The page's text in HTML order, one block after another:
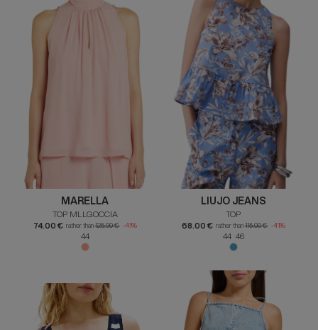
MARELLA
TOP MLLGOCCIA
74.00 € rather than125.00 € -41%
44
LIUJO JEANS
TOP
68.00 € rather than115.00 € -41%
44 46